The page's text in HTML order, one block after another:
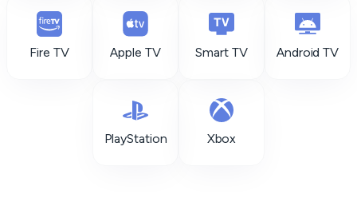
Fire TV Apple TV Smart TV Android TV
PlayStation Xbox